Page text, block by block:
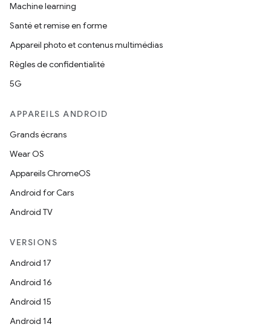
Machine learning
Santé et remise en forme
Appareil photo et contenus multimédias
Règles de confidentialité
5G
APPAREILS ANDROID
Grands écrans
Wear OS
Appareils ChromeOS
Android for Cars
Android TV
VERSIONS
Android 17
Android 16
Android 15
Android 14